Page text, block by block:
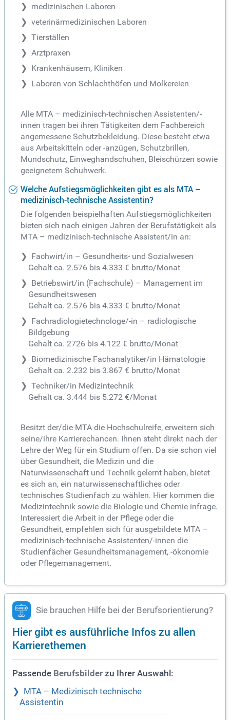
medizinischen Laboren
veterinärmedizinischen Laboren
Tierställen
Arztpraxen
Krankenhäusern, Kliniken
Laboren von Schlachthöfen und Molkereien
Alle MTA – medizinisch-technischen Assistenten/-
innen tragen bei ihren Tätigkeiten dem Fachbereich
angemessene Schutzbekleidung. Diese besteht etwa
aus Arbeitskitteln oder -anzügen, Schutzbrillen,
Mundschutz, Einweghandschuhen, Bleischürzen sowie
geeignetem Schuhwerk.
Welche Aufstiegsmöglichkeiten gibt es als MTA –
medizinisch-technische Assistentin?
Die folgenden beispielhaften Aufstiegsmöglichkeiten
bieten sich nach einigen Jahren der Berufstätigkeit als
MTA – medizinisch-technische Assistent/in an:
Fachwirt/in – Gesundheits- und Sozialwesen
Gehalt ca. 2.576 bis 4.333 € brutto/Monat
Betriebswirt/in (Fachschule) – Management im
Gesundheitswesen
Gehalt ca. 2.576 bis 4.333 € brutto/Monat
Fachradiologietechnologe/-in – radiologische
Bildgebung
Gehalt ca. 2726 bis 4.122 € brutto/Monat
Biomedizinische Fachanalytiker/in Hämatologie
Gehalt ca. 2.232 bis 3.867 € brutto/Monat
Techniker/in Medizintechnik
Gehalt ca. 3.444 bis 5.272 €/Monat
Besitzt der/die MTA die Hochschulreife, erweitern sich
seine/ihre Karrierechancen. Ihnen steht direkt nach der
Lehre der Weg für ein Studium offen. Da sie schon viel
über Gesundheit, die Medizin und die
Naturwissenschaft und Technik gelernt haben, bietet
es sich an, ein naturwissenschaftliches oder
technisches Studienfach zu wählen. Hier kommen die
Medizintechnik sowie die Biologie und Chemie infrage.
Interessiert die Arbeit in der Pflege oder die
Gesundheit, empfehlen sich für ausgebildete MTA –
medizinisch-technische Assistenten/-innen die
Studienfächer Gesundheitsmanagement, -ökonomie
oder Pflegemanagement.
Sie brauchen Hilfe bei der Berufsorientierung?
Hier gibt es ausführliche Infos zu allen
Karrierethemen
Passende Berufsbilder zu Ihrer Auswahl:
MTA – Medizinisch technische
Assistentin